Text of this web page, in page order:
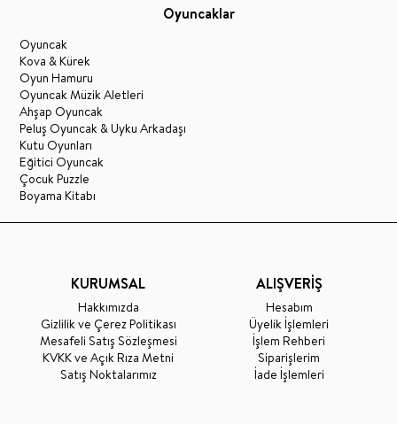
Oyuncaklar
Oyuncak
Kova & Kürek
Oyun Hamuru
Oyuncak Müzik Aletleri
Ahşap Oyuncak
Peluş Oyuncak & Uyku Arkadaşı
Kutu Oyunları
Eğitici Oyuncak
Çocuk Puzzle
Boyama Kitabı
KURUMSAL
Hakkımızda
Gizlilik ve Çerez Politikası
Mesafeli Satış Sözleşmesi
KVKK ve Açık Rıza Metni
Satış Noktalarımız
ALIŞVERİŞ
Hesabım
Üyelik İşlemleri
İşlem Rehberi
Siparişlerim
İade İşlemleri